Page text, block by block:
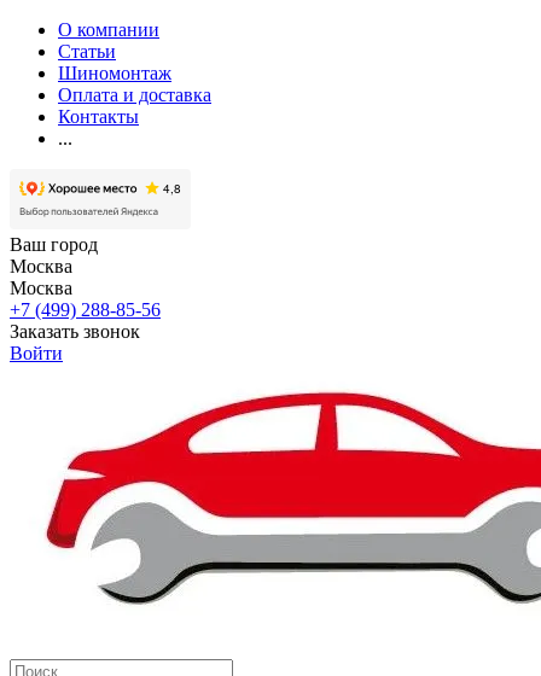
О компании
Статьи
Шиномонтаж
Оплата и доставка
Контакты
...
Ваш город
Москва
Москва
+7 (499) 288-85-56
Заказать звонок
Войти